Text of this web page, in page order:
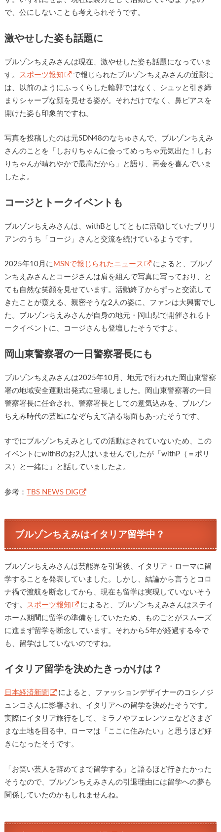
で、公にしないことも考えられそうです。
激やせした姿も話題に
ブルゾンちえみさんは現在、激やせした姿も話題になっていま
す。
スポーツ報知
で報じられたブルゾンちえみさんの近影に
は、以前のようにふっくらした輪郭ではなく、シュッと引き締
まりシャープな顔を見せる姿が。それだけでなく、鼻ピアスを
開けた姿も印象的ですね。
写真を投稿したのは元SDN48のなちゅさんで、ブルゾンちえみ
さんのことを「しおりちゃんに会ってめっちゃ元気出た！しお
りちゃんが晴れやかで最高だから」と語り、再会を喜んでいま
したよ。
コージとトークイベントも
ブルゾンちえみさんは、withBとしてともに活動していたブリリ
アンのうち「コージ」さんと交流を続けているようです。
2025年10月に MSNで報じられたニュース
によると、ブルゾ
ンちえみさんとコージさんは肩を組んで写真に写っており、と
ても自然な笑顔を見せています。活動終了からずっと交流して
きたことが窺える、親密そうな2人の姿に、ファンは大興奮でし
た。ブルゾンちえみさんが自身の地元・岡山県で開催されるト
ークイベントに、コージさんも登壇したそうですよ。
岡山東警察署の一日警察署長にも
ブルゾンちえみさんは2025年10月、地元で行われた岡山東警察
署の地域安全運動出発式に登場しました。岡山東警察署の一日
警察署長に任命され、警察署長としての意気込みを、ブルゾン
ちえみ時代の芸風になぞらえて語る場面もあったそうです。
すでにブルゾンちえみとしての活動はされていないため、この
イベントにwithBのお2人はいませんでしたが「withP（＝ポリ
ス）と一緒に」と話していましたよ。
参考： TBS NEWS DIG
ブルゾンちえみはイタリア留学中？
ブルゾンちえみさんは芸能界を引退後、イタリア・ローマに留
学することを発表していました。しかし、結論から言うとコロ
ナ禍で渡航を断念してから、現在も留学は実現していないそう
です。
スポーツ報知
によると、ブルゾンちえみさんはステイ
ホーム期間に留学の準備をしていたため、ものごとがスムーズ
に進まず留学を断念しています。それから5年が経過する今で
も、留学はしていないのですね。
イタリア留学を決めたきっかけは？
日本経済新聞
によると、ファッションデザイナーのコシノジ
ュンコさんに影響され、イタリアへの留学を決めたそうです。
実際にイタリア旅行をして、ミラノやフェレンツェなどさまざ
まな土地を回る中、ローマは「ここに住みたい」と思うほど好
きになったそうです。
「お笑い芸人を辞めてまで留学する」と語るほど行きたかった
そうなので、ブルゾンちえみさんの引退理由には留学への夢も
関係していたのかもしれませんね。